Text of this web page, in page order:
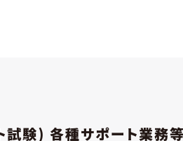
・保存、移送・送信、消去・廃棄等の段
試験) 各種サポート業務等